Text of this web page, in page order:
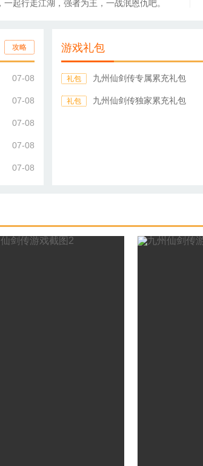
一起行走江湖，强者为王，一战泯恩仇吧。
攻略
07-08
07-08
07-08
07-08
07-08
游戏礼包
礼包 九州仙剑传专属累充礼包
礼包 九州仙剑传独家累充礼包